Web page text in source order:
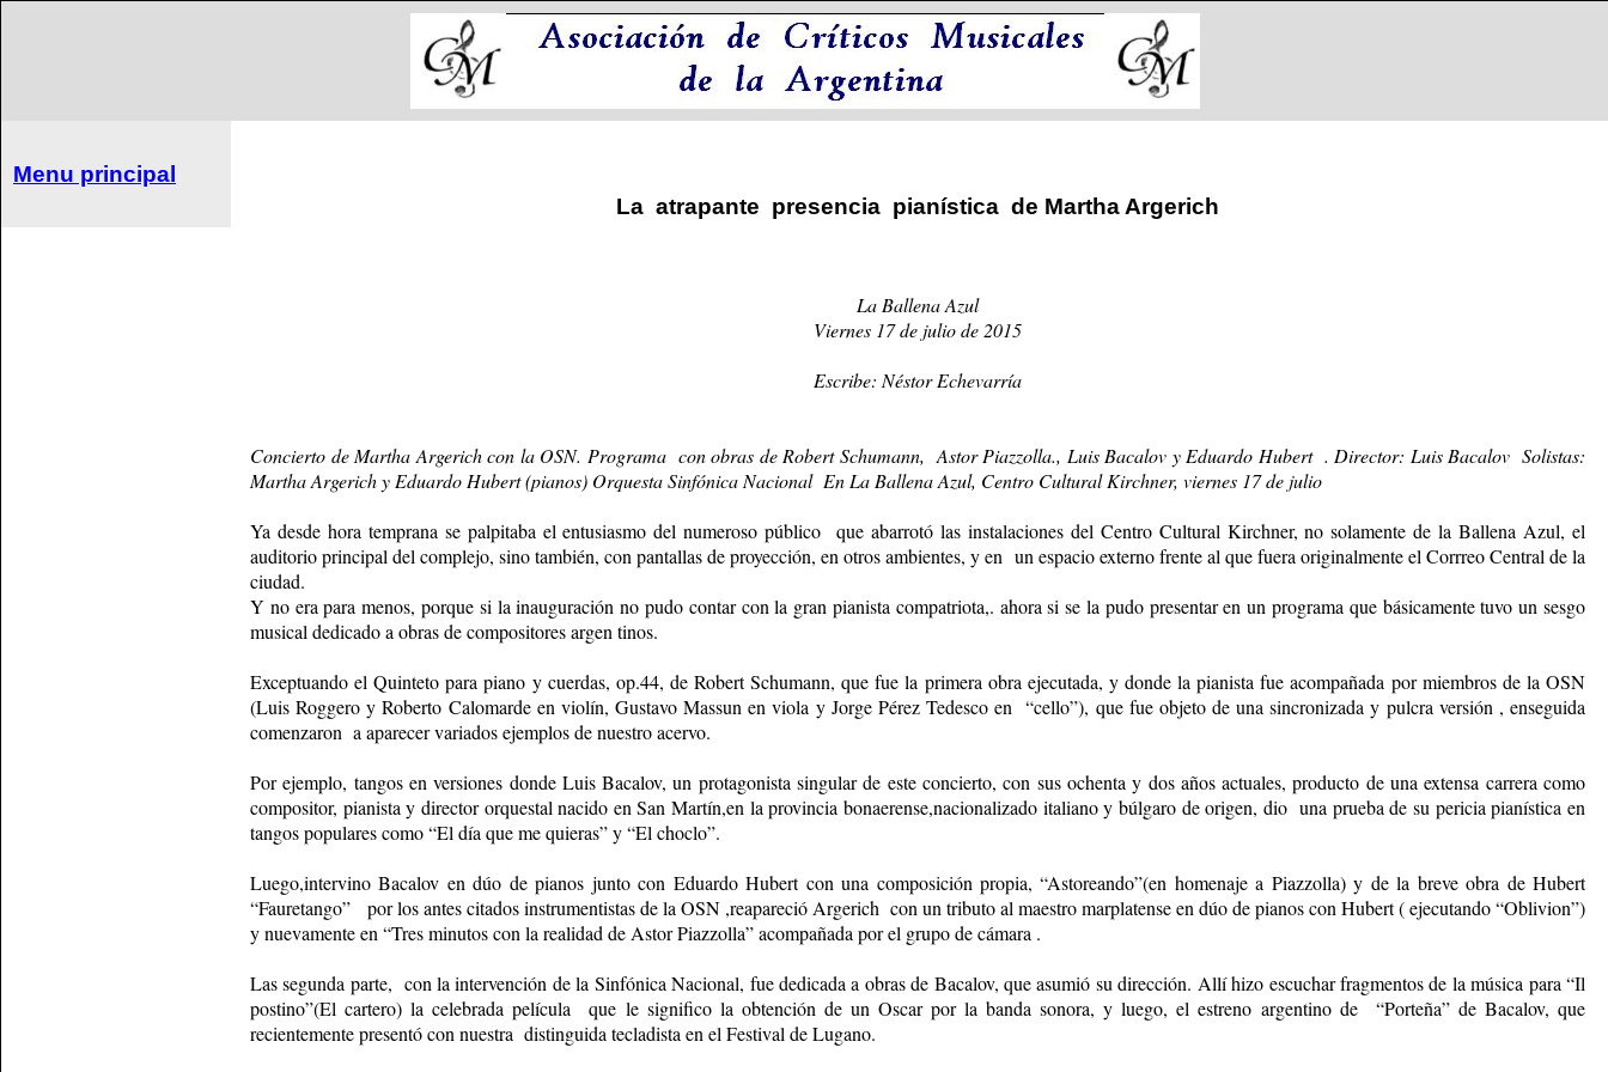
Menu principal
La atrapante presencia pianística de Martha Argerich
La Ballena Azul
Viernes 17 de julio de 2015
Escribe: Néstor Echevarría
Concierto de Martha Argerich con la OSN. Programa con obras de Robert Schumann, Astor Piazzolla., Luis Bacalov y Eduardo Hubert . Director: Luis Bacalov Solistas:
Martha Argerich y Eduardo Hubert (pianos) Orquesta Sinfónica Nacional En La Ballena Azul, Centro Cultural Kirchner, viernes 17 de julio
Ya desde hora temprana se palpitaba el entusiasmo del numeroso público que abarrotó las instalaciones del Centro Cultural Kirchner, no solamente de la Ballena Azul, el
auditorio principal del complejo, sino también, con pantallas de proyección, en otros ambientes, y en un espacio externo frente al que fuera originalmente el Corrreo Central de la
ciudad.
Y no era para menos, porque si la inauguración no pudo contar con la gran pianista compatriota,. ahora si se la pudo presentar en un programa que básicamente tuvo un sesgo
musical dedicado a obras de compositores argen tinos.
Exceptuando el Quinteto para piano y cuerdas, op.44, de Robert Schumann, que fue la primera obra ejecutada, y donde la pianista fue acompañada por miembros de la OSN
(Luis Roggero y Roberto Calomarde en violín, Gustavo Massun en viola y Jorge Pérez Tedesco en “cello”), que fue objeto de una sincronizada y pulcra versión , enseguida
comenzaron a aparecer variados ejemplos de nuestro acervo.
Por ejemplo, tangos en versiones donde Luis Bacalov, un protagonista singular de este concierto, con sus ochenta y dos años actuales, producto de una extensa carrera como
compositor, pianista y director orquestal nacido en San Martín,en la provincia bonaerense,nacionalizado italiano y búlgaro de origen, dio una prueba de su pericia pianística en
tangos populares como “El día que me quieras” y “El choclo”.
Luego,intervino Bacalov en dúo de pianos junto con Eduardo Hubert con una composición propia, “Astoreando”(en homenaje a Piazzolla) y de la breve obra de Hubert
“Fauretango” por los antes citados instrumentistas de la OSN ,reapareció Argerich con un tributo al maestro marplatense en dúo de pianos con Hubert ( ejecutando “Oblivion”)
y nuevamente en “Tres minutos con la realidad de Astor Piazzolla” acompañada por el grupo de cámara .
Las segunda parte, con la intervención de la Sinfónica Nacional, fue dedicada a obras de Bacalov, que asumió su dirección. Allí hizo escuchar fragmentos de la música para “Il
postino”(El cartero) la celebrada película que le significo la obtención de un Oscar por la banda sonora, y luego, el estreno argentino de “Porteña” de Bacalov, que
recientemente presentó con nuestra distinguida tecladista en el Festival de Lugano.